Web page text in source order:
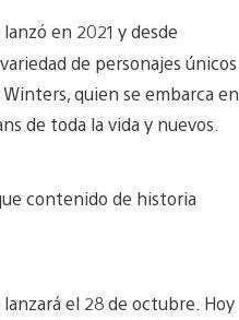
en 2021 y desde
de personajes únicos
quien se embarca en
de toda la vida y nuevos.
contenido de historia
el 28 de octubre. Hoy